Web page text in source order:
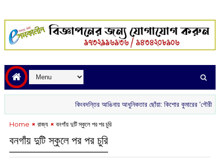
কিংবদন্তির আঙিনায় আধুনিকতার ছোঁয়া: কিশোর কুমারের ‘গৌরী কুঞ্জ’ থেকে
Home রাজ্য বনগাঁয় দুটি স্কুলে পর পর চুরি
বনগাঁয় দুটি স্কুলে পর পর চুরি